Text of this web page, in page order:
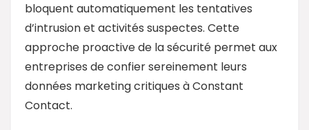
bloquent automatiquement les tentatives
d’intrusion et activités suspectes. Cette
approche proactive de la sécurité permet aux
entreprises de confier sereinement leurs
données marketing critiques à Constant
Contact.